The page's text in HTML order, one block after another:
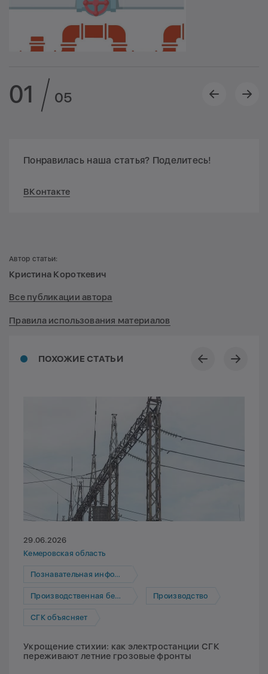
01 05
Понравилась наша статья? Поделитесь!
ВКонтакте
ПОХОЖИЕ СТАТЬИ
29.06.2026
Кемеровская область
Познавательная информация
Производственная безопасность Производство
СГК объясняет
Укрощение стихии: как электростанции СГК
переживают летние грозовые фронты
Автор статьи:
Кристина Короткевич
Все публикации автора
Правила использования материалов